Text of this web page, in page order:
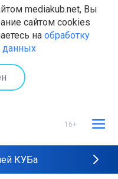
mediakub.net, Вы
сайтом cookies
на обработку
данных
16+
КУБа